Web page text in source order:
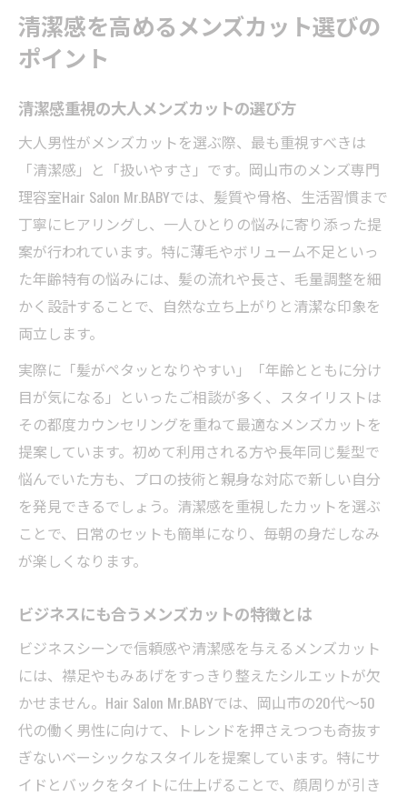
清潔感を高めるメンズカット選びの
ポイント
清潔感重視の大人メンズカットの選び方
大人男性がメンズカットを選ぶ際、最も重視すべきは
「清潔感」と「扱いやすさ」です。岡山市のメンズ専門
理容室Hair Salon Mr.BABYでは、髪質や骨格、生活習慣まで
丁寧にヒアリングし、一人ひとりの悩みに寄り添った提
案が行われています。特に薄毛やボリューム不足といっ
た年齢特有の悩みには、髪の流れや長さ、毛量調整を細
かく設計することで、自然な立ち上がりと清潔な印象を
両立します。
実際に「髪がペタッとなりやすい」「年齢とともに分け
目が気になる」といったご相談が多く、スタイリストは
その都度カウンセリングを重ねて最適なメンズカットを
提案しています。初めて利用される方や長年同じ髪型で
悩んでいた方も、プロの技術と親身な対応で新しい自分
を発見できるでしょう。清潔感を重視したカットを選ぶ
ことで、日常のセットも簡単になり、毎朝の身だしなみ
が楽しくなります。
ビジネスにも合うメンズカットの特徴とは
ビジネスシーンで信頼感や清潔感を与えるメンズカット
には、襟足やもみあげをすっきり整えたシルエットが欠
かせません。Hair Salon Mr.BABYでは、岡山市の20代～50
代の働く男性に向けて、トレンドを押さえつつも奇抜す
ぎないベーシックなスタイルを提案しています。特にサ
イドとバックをタイトに仕上げることで、顔周りが引き